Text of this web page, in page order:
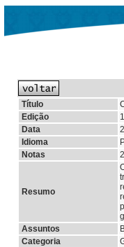
Título
Edição
Data
Idioma
Notas
Resumo
Assuntos
Categoria